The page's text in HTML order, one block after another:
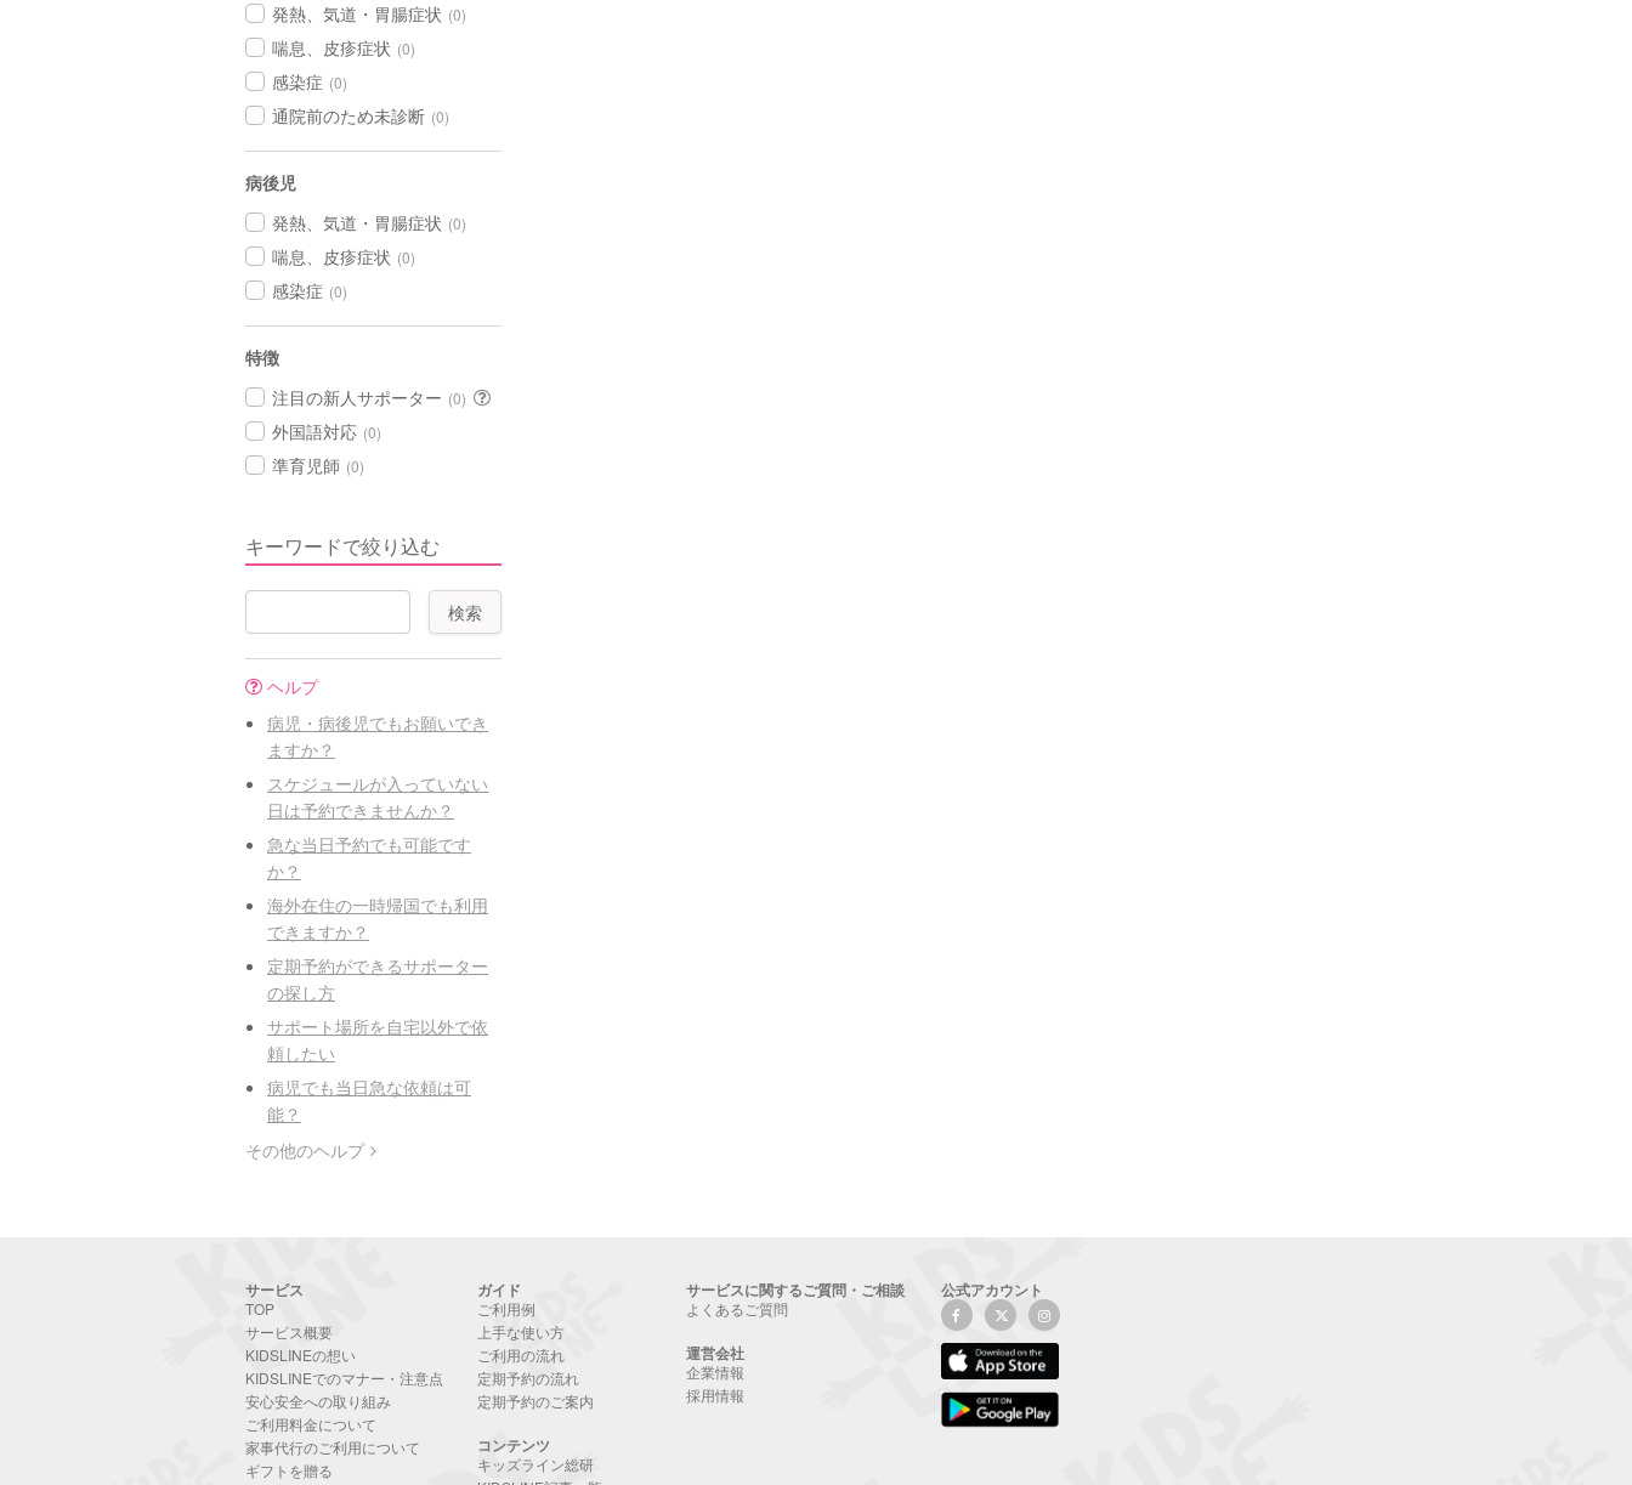
発熱、気道・胃腸症状 (0)
喘息、皮疹症状 (0)
感染症 (0)
通院前のため未診断 (0)
病後児
発熱、気道・胃腸症状 (0)
喘息、皮疹症状 (0)
感染症 (0)
特徴
注目の新人サポーター (0)
外国語対応 (0)
準育児師 (0)
キーワードで絞り込む
ヘルプ
病児・病後児でもお願いでき
ますか？
スケジュールが入っていない
日は予約できませんか？
急な当日予約でも可能です
か？
海外在住の一時帰国でも利用
できますか？
定期予約ができるサポーター
の探し方
サポート場所を自宅以外で依
頼したい
病児でも当日急な依頼は可
能？
その他のヘルプ
サービス
TOP
サービス概要
KIDSLINEの想い
KIDSLINEでのマナー・注意点
安心安全への取り組み
ご利用料金について
家事代行のご利用について
ギフトを贈る
ガイド
ご利用例
上手な使い方
ご利用の流れ
定期予約の流れ
定期予約のご案内
コンテンツ
キッズライン総研
サービスに関するご質問・ご相談
よくあるご質問
運営会社
企業情報
採用情報
公式アカウント